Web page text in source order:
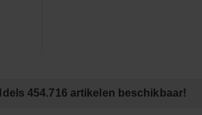
454.716 artikelen beschikbaar!